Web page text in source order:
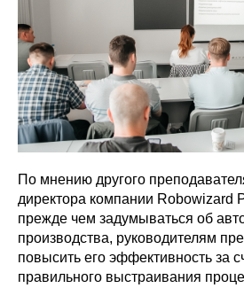
По мнению другого
директора компании
прежде чем задумываться об
производства, руководителям
повысить его эффективность за
правильного выстраивания